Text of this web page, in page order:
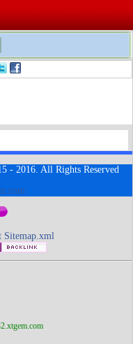
- 2016. All Rights Reserved
Sitemap.xml